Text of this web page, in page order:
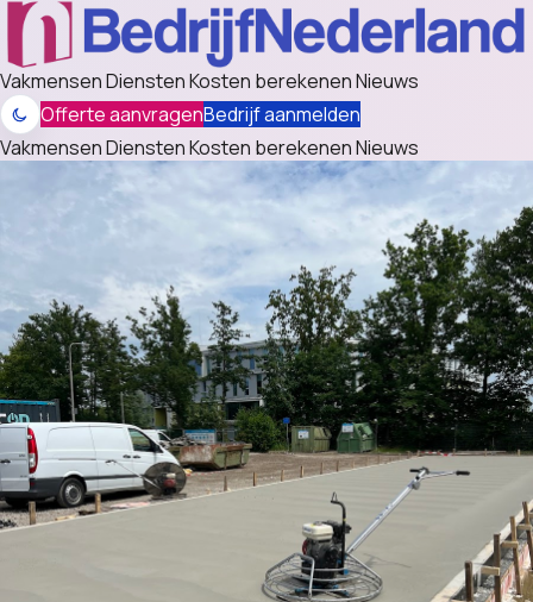
VakmensenDienstenKosten berekenenNieuws
Offerte aanvragenBedrijf aanmelden
VakmensenDienstenKosten berekenenNieuws